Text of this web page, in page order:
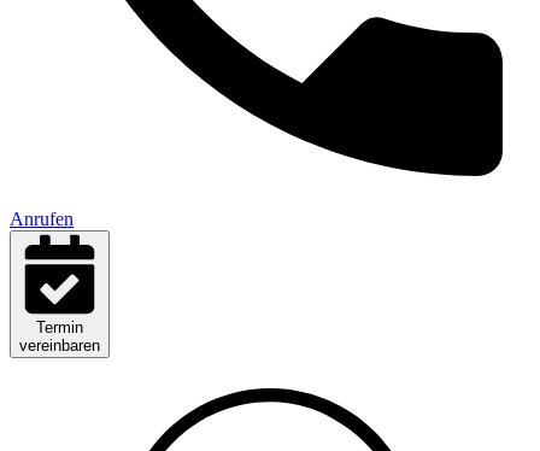
Anrufen
Termin
vereinbaren